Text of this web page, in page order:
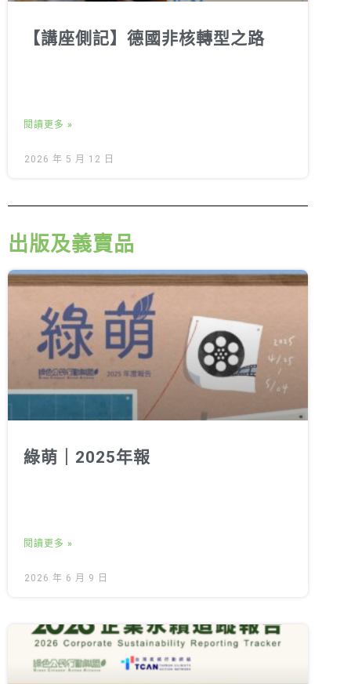
【講座側記】德國非核轉型之路
閱讀更多 »
2026 年 5 月 12 日
出版及義賣品
綠萌｜2025年報
閱讀更多 »
2026 年 6 月 9 日